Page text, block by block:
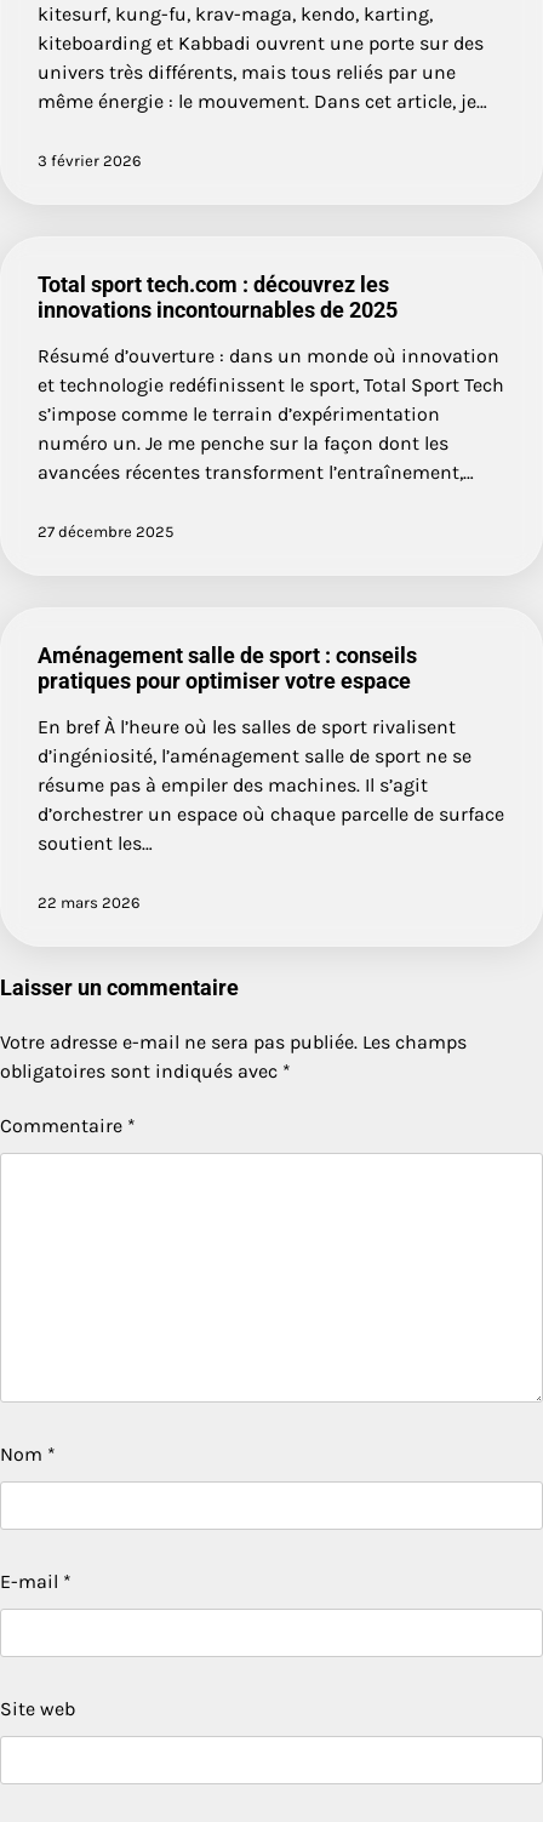
kitesurf, kung-fu, krav-maga, kendo, karting,
kiteboarding et Kabbadi ouvrent une porte sur des
univers très différents, mais tous reliés par une
même énergie : le mouvement. Dans cet article, je…
3 février 2026
Total sport tech.com : découvrez les
innovations incontournables de 2025
Résumé d’ouverture : dans un monde où innovation
et technologie redéfinissent le sport, Total Sport Tech
s’impose comme le terrain d’expérimentation
numéro un. Je me penche sur la façon dont les
avancées récentes transforment l’entraînement,…
27 décembre 2025
Aménagement salle de sport : conseils
pratiques pour optimiser votre espace
En bref À l’heure où les salles de sport rivalisent
d’ingéniosité, l’aménagement salle de sport ne se
résume pas à empiler des machines. Il s’agit
d’orchestrer un espace où chaque parcelle de surface
soutient les…
22 mars 2026
Laisser un commentaire
Votre adresse e-mail ne sera pas publiée. Les champs
obligatoires sont indiqués avec *
Commentaire *
Nom *
E-mail *
Site web